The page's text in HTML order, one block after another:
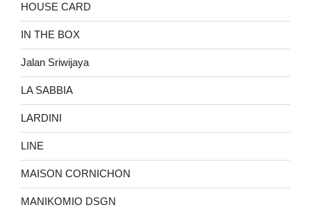
HOUSE CARD
IN THE BOX
Jalan Sriwijaya
LA SABBIA
LARDINI
LINE
MAISON CORNICHON
MANIKOMIO DSGN